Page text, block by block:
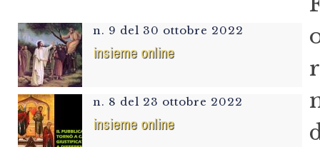
r
n. 9 del 30 ottobre 2022
insieme online
n. 8 del 23 ottobre 2022
insieme online